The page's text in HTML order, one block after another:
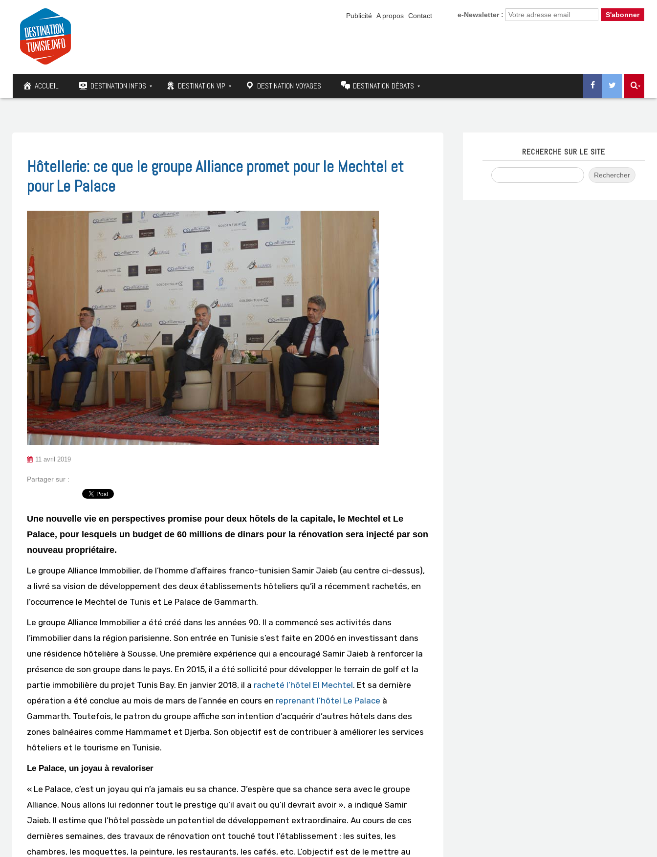
e-Newsletter :
Publicité A propos Contact
ACCUEIL DESTINATION INFOS DESTINATION VIP DESTINATION VOYAGES DESTINATION DÉBATS
Hôtellerie: ce que le groupe Alliance promet pour le Mechtel et
pour Le Palace
11 avril 2019
Partager sur :
Une nouvelle vie en perspectives promise pour deux hôtels de la capitale, le Mechtel et Le
Palace, pour lesquels un budget de 60 millions de dinars pour la rénovation sera injecté par son
nouveau propriétaire.
Le groupe Alliance Immobilier, de l’homme d’affaires franco-tunisien Samir Jaieb (au centre ci-dessus),
a livré sa vision de développement des deux établissements hôteliers qu’il a récemment rachetés, en
l’occurrence le Mechtel de Tunis et Le Palace de Gammarth.
Le groupe Alliance Immobilier a été créé dans les années 90. Il a commencé ses activités dans
l’immobilier dans la région parisienne. Son entrée en Tunisie s’est faite en 2006 en investissant dans
une résidence hôtelière à Sousse. Une première expérience qui a encouragé Samir Jaieb à renforcer la
présence de son groupe dans le pays. En 2015, il a été sollicité pour développer le terrain de golf et la
partie immobilière du projet Tunis Bay. En janvier 2018, il a racheté l’hôtel El Mechtel. Et sa dernière
opération a été conclue au mois de mars de l’année en cours en reprenant l’hôtel Le Palace à
Gammarth. Toutefois, le patron du groupe affiche son intention d’acquérir d’autres hôtels dans des
zones balnéaires comme Hammamet et Djerba. Son objectif est de contribuer à améliorer les services
hôteliers et le tourisme en Tunisie.
Le Palace, un joyau à revaloriser
« Le Palace, c’est un joyau qui n’a jamais eu sa chance. J’espère que sa chance sera avec le groupe
Alliance. Nous allons lui redonner tout le prestige qu’il avait ou qu’il devrait avoir », a indiqué Samir
Jaieb. Il estime que l’hôtel possède un potentiel de développement extraordinaire. Au cours de ces
dernières semaines, des travaux de rénovation ont touché tout l’établissement : les suites, les
chambres, les moquettes, la peinture, les restaurants, les cafés, etc. L’objectif est de le mettre au
RECHERCHE SUR LE SITE